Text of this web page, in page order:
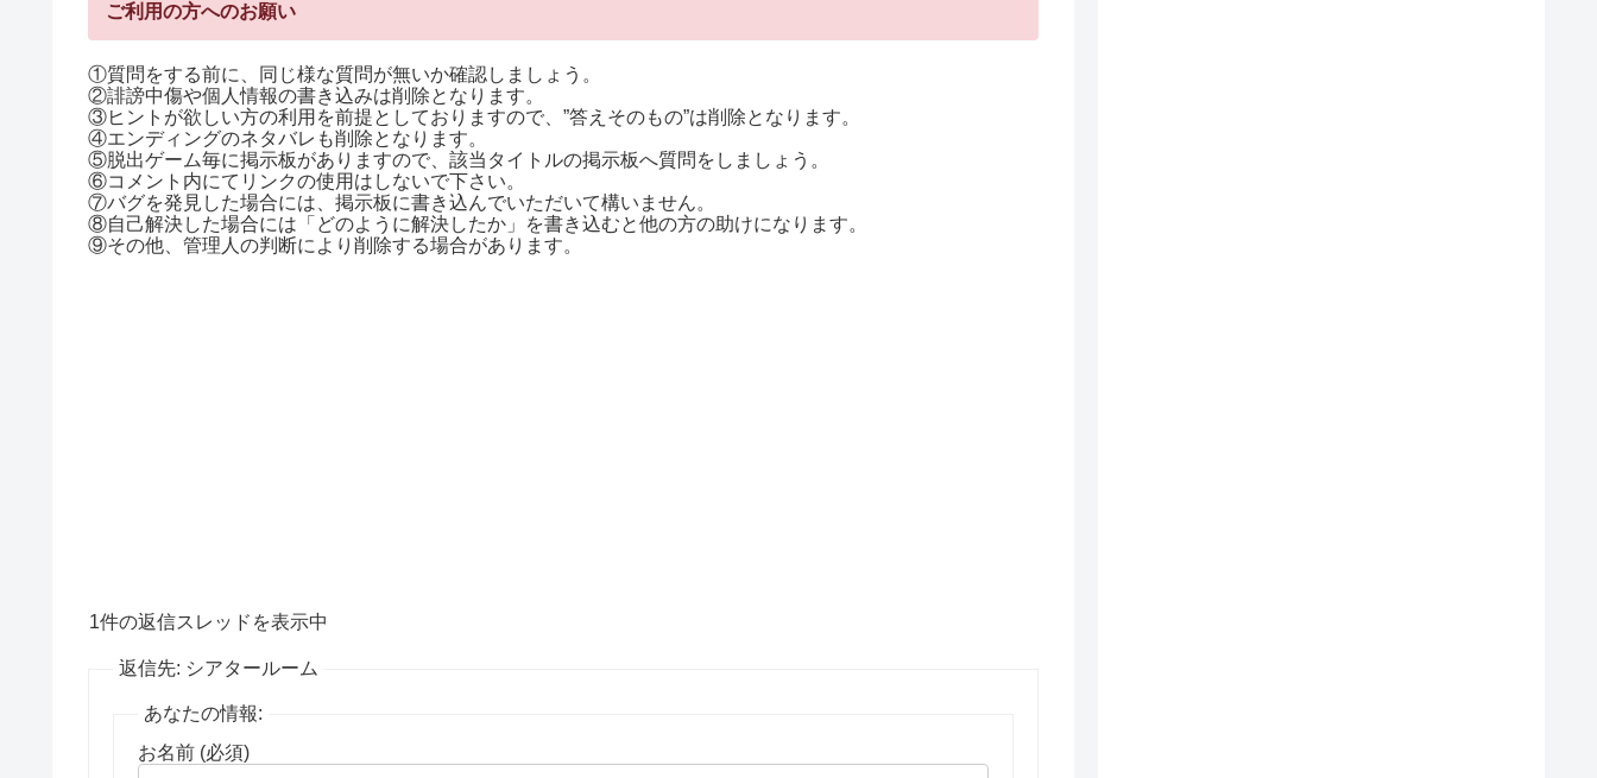
ご利用の方へのお願い
①質問をする前に、同じ様な質問が無いか確認しましょう。
②誹謗中傷や個人情報の書き込みは削除となります。
③ヒントが欲しい方の利用を前提としておりますので、”答えそのもの”は削除となります。
④エンディングのネタバレも削除となります。
⑤脱出ゲーム毎に掲示板がありますので、該当タイトルの掲示板へ質問をしましょう。
⑥コメント内にてリンクの使用はしないで下さい。
⑦バグを発見した場合には、掲示板に書き込んでいただいて構いません。
⑧自己解決した場合には「どのように解決したか」を書き込むと他の方の助けになります。
⑨その他、管理人の判断により削除する場合があります。
1件の返信スレッドを表示中
返信先: シアタールーム
あなたの情報:
お名前 (必須)